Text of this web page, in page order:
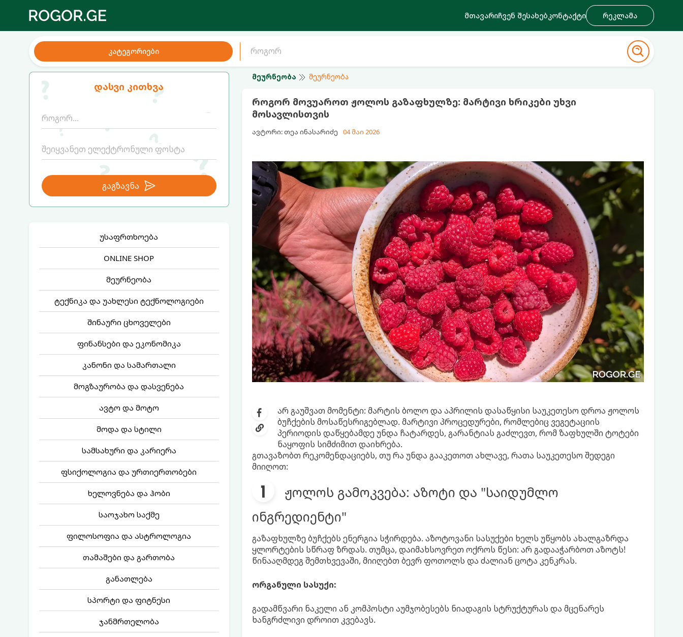
მთავარიჩვენ შესახებკონტაქტი რეკლამა
კატეგორიები
დასვი კითხვა
გაგზავნა
უსაფრთხოება
ONLINE SHOP
მეურნეობა
ტექნიკა და უახლესი ტექნოლოგიები
შინაური ცხოველები
ფინანსები და ეკონომიკა
კანონი და სამართალი
მოგზაურობა და დასვენება
ავტო და მოტო
მოდა და სტილი
სამსახური და კარიერა
ფსიქოლოგია და ურთიერთობები
ხელოვნება და ჰობი
საოჯახო საქმე
ფილოსოფია და ასტროლოგია
თამაშები და გართობა
განათლება
სპორტი და ფიტნესი
ჯანმრთელობა
მეურნეობა მეურნეობა
როგორ მოვუაროთ ჟოლოს გაზაფხულზე: მარტივი ხრიკები უხვი
მოსავლისთვის
ავტორი: თეა ინასარიძე 04 მაი 2026
არ გაუშვათ მომენტი: მარტის ბოლო და აპრილის დასაწყისი საუკეთესო დროა ჟოლოს
ბუჩქების მოსაწესრიგებლად. მარტივი პროცედურები, რომლებიც ვეგეტაციის
პერიოდის დაწყებამდე უნდა ჩატარდეს, გარანტიას გაძლევთ, რომ ზაფხულში ტოტები
ნაყოფის სიმძიმით დაიხრება.
გთავაზობთ რეკომენდაციებს, თუ რა უნდა გააკეთოთ ახლავე, რათა საუკეთესო შედეგი
მიიღოთ:
ჟოლოს გამოკვება: აზოტი და "საიდუმლო
ინგრედიენტი"
გაზაფხულზე ბუჩქებს ენერგია სჭირდება. აზოტოვანი სასუქები ხელს უწყობს ახალგაზრდა
ყლორტების სწრაფ ზრდას. თუმცა, დაიმახსოვრეთ ოქროს წესი: არ გადააჭარბოთ აზოტს!
წინააღმდეგ შემთხვევაში, მიიღებთ ბევრ ფოთოლს და ძალიან ცოტა კენკრას.
ორგანული სასუქი:
გადამწვარი ნაკელი ან კომპოსტი აუმჯობესებს ნიადაგის სტრუქტურას და მცენარეს
ხანგრძლივი დროით კვებავს.